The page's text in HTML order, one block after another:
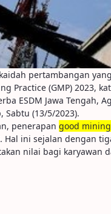
pertambangan
Practice (GMP) 2023,
ESDM Jawa Tengah,
(13/5/2023).
penerapan good mining
ini sejalan dengan
nilai bagi karyawan